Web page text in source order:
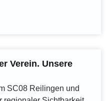
Verein. Unsere
SC08 Reilingen und